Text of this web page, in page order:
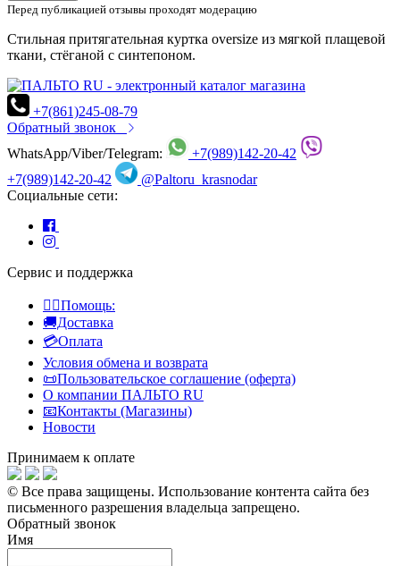
Перед публикацией отзывы проходят модерацию
Стильная притягательная куртка oversize из мягкой плащевой
ткани, стёганой с синтепоном.
+7(861)245-08-79
Обратный звонок
WhatsApp/Viber/Telegram:
+7(989)142-20-42
+7(989)142-20-42
@Paltoru_krasnodar
Социальные сети:
Сервис и поддержка
👍🏻Помощь:
🚚Доставка
💳Оплата
Условия обмена и возврата
📜Пользовательское соглашение (оферта)
О компании ПАЛЬТО RU
📧Контакты (Магазины)
Новости
Принимаем к оплате
© Все права защищены. Использование контента сайта без
письменного разрешения владельца запрещено.
Обратный звонок
Имя